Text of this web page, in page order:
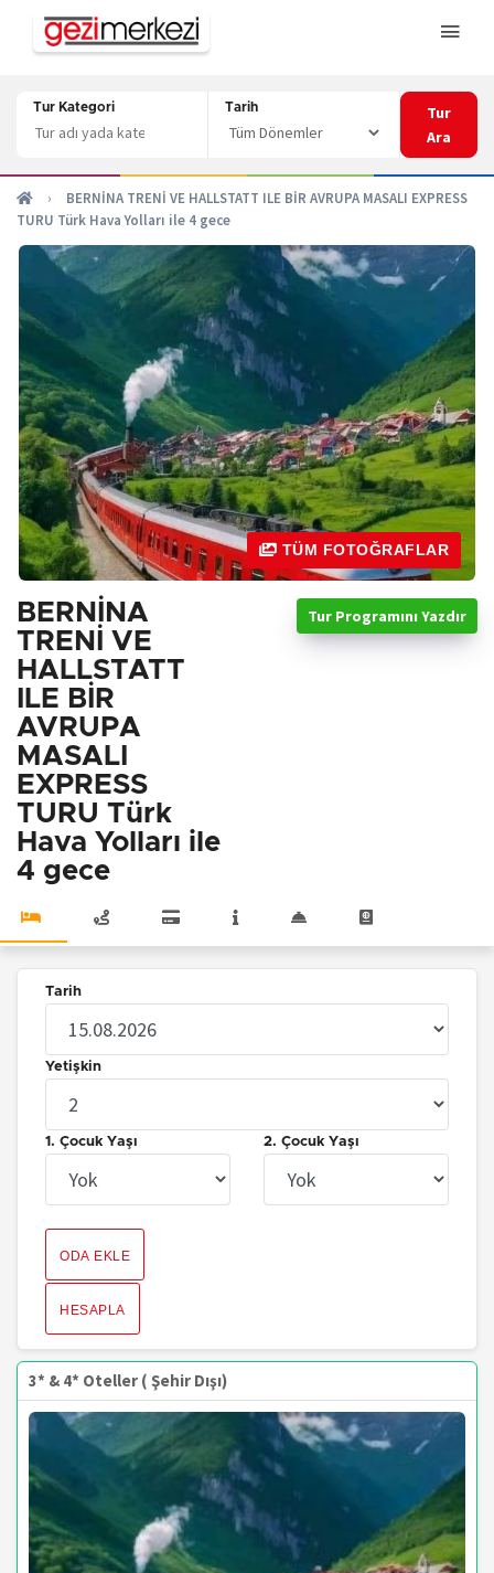
Tur Kategori Tarih
Tur
Ara
›
BERNİNA TRENİ VE HALLSTATT ILE BİR AVRUPA MASALI EXPRESS
TURU Türk Hava Yolları ile 4 gece
TÜM FOTOĞRAFLAR
BERNİNA
TRENİ VE
HALLSTATT
ILE BİR
AVRUPA
MASALI
EXPRESS
TURU Türk
Hava Yolları ile
4 gece
Tur Programını Yazdır
Tarih
Yetişkin
1. Çocuk Yaşı 2. Çocuk Yaşı
ODA EKLE
HESAPLA
3* & 4* Oteller ( Şehir Dışı)